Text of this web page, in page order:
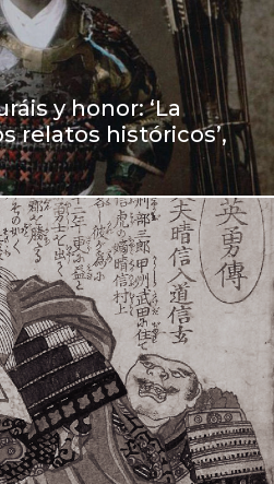
y honor: ‘La
relatos históricos’,